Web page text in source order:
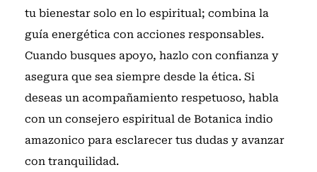
tu bienestar solo en lo espiritual; combina la
guía energética con acciones responsables.
Cuando busques apoyo, hazlo con confianza y
asegura que sea siempre desde la ética. Si
deseas un acompañamiento respetuoso, habla
con un consejero espiritual de Botanica indio
amazonico para esclarecer tus dudas y avanzar
con tranquilidad.